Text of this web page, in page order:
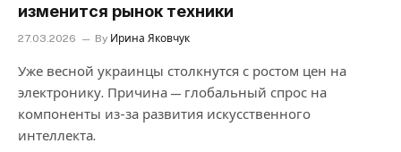
изменится рынок техники
27.03.2026 By Ирина Яковчук
Уже весной украинцы столкнутся с ростом цен на
электронику. Причина — глобальный спрос на
компоненты из-за развития искусственного
интеллекта.